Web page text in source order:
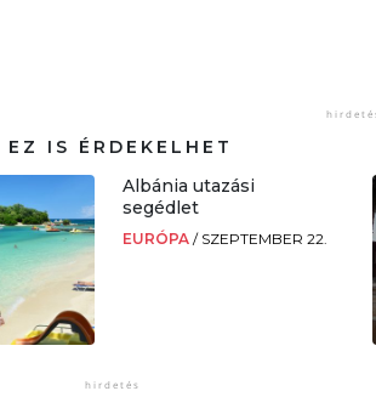
IS ÉRDEKELHET
Albánia utazási
segédlet
EURÓPA/ SZEPTEMBER 22.